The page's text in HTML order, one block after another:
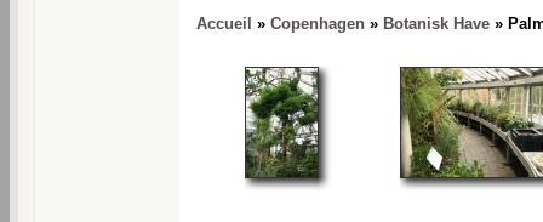
Accueil » Copenhagen» Botanisk Have»